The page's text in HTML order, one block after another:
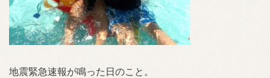
地震緊急速報が鳴った日のこと。